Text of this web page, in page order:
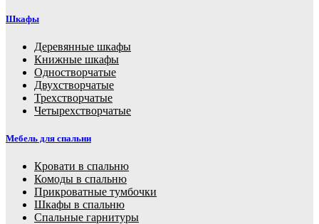
Шкафы
Деревянные шкафы
Книжные шкафы
Одностворчатые
Двухстворчатые
Трехстворчатые
Четырехстворчатые
Мебель для спальни
Кровати в спальню
Комоды в спальню
Прикроватные тумбочки
Шкафы в спальню
Спальные гарнитуры